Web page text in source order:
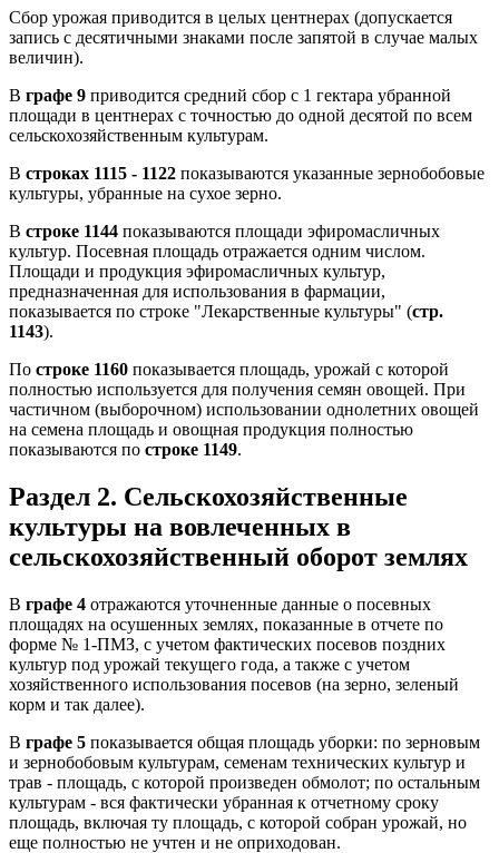
Сбор урожая приводится в целых центнерах (допускается
запись с десятичными знаками после запятой в случае малых
величин).
В графе 9 приводится средний сбор с 1 гектара убранной
площади в центнерах с точностью до одной десятой по всем
сельскохозяйственным культурам.
В строках 1115 - 1122 показываются указанные зернобобовые
культуры, убранные на сухое зерно.
В строке 1144 показываются площади эфиромасличных
культур. Посевная площадь отражается одним числом.
Площади и продукция эфиромасличных культур,
предназначенная для использования в фармации,
показывается по строке "Лекарственные культуры" (стр.
1143).
По строке 1160 показывается площадь, урожай с которой
полностью используется для получения семян овощей. При
частичном (выборочном) использовании однолетних овощей
на семена площадь и овощная продукция полностью
показываются по строке 1149.
Раздел 2. Сельскохозяйственные
культуры на вовлеченных в
сельскохозяйственный оборот землях
В графе 4 отражаются уточненные данные о посевных
площадях на осушенных землях, показанные в отчете по
форме № 1-ПМЗ, с учетом фактических посевов поздних
культур под урожай текущего года, а также с учетом
хозяйственного использования посевов (на зерно, зеленый
корм и так далее).
В графе 5 показывается общая площадь уборки: по зерновым
и зернобобовым культурам, семенам технических культур и
трав - площадь, с которой произведен обмолот; по остальным
культурам - вся фактически убранная к отчетному сроку
площадь, включая ту площадь, с которой собран урожай, но
еще полностью не учтен и не оприходован.